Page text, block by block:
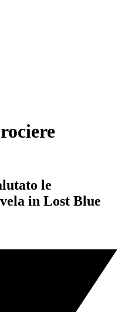
le
in Lost Blue